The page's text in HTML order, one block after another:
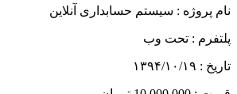
نام پروژه : سیستم حسابداری آنلاین
پلتفرم : تحت وب
تاریخ :